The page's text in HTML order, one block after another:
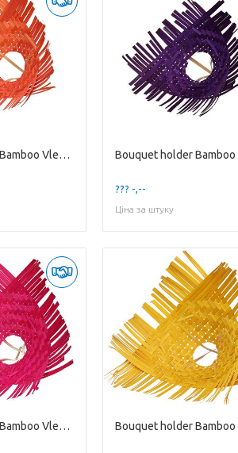
Bouquet holder Bamboo Vlecht D25cm
??? -,--
Ціна за штуку
Bouquet holder Bamboo Vlecht D30cm